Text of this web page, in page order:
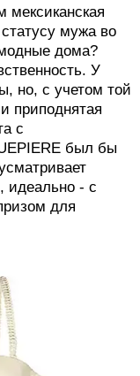
мексиканская
мужа во
дома?
У
но, с учетом той
приподнятая
с
был бы
идеально - с
для